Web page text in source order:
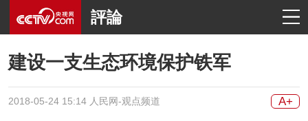
評論
建设一支生态环境保护铁军
2018-05-24 15:14 人民网-观点频道 A+